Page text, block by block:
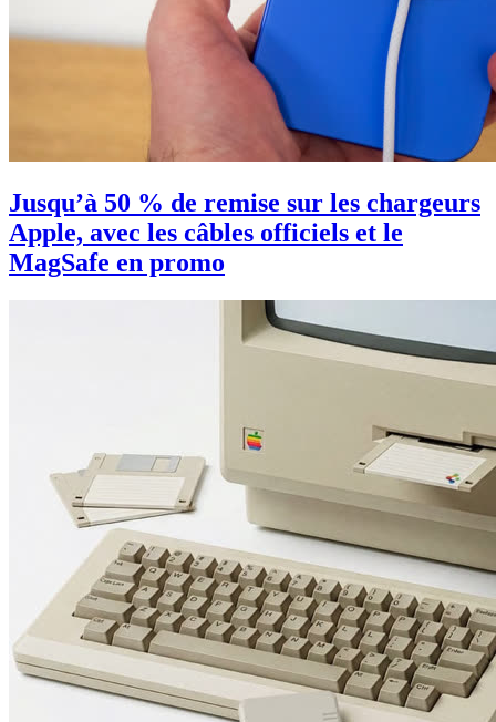
Jusqu’à 50 % de remise sur les chargeurs
Apple, avec les câbles officiels et le
MagSafe en promo